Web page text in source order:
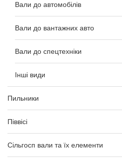
Вали до автомобілів
Вали до вантажних авто
Вали до спецтехніки
Інші види
Пильники
Піввісі
Сільгосп вали та їх елементи